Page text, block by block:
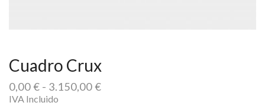
Cuadro Crux
0,00€ - 3.150,00€Rango
IVA Incluido